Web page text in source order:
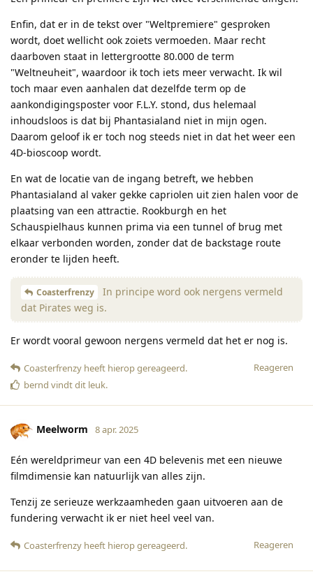
Enfin, dat er in de tekst over "Weltpremiere" gesproken
wordt, doet wellicht ook zoiets vermoeden. Maar recht
daarboven staat in lettergrootte 80.000 de term
"Weltneuheit", waardoor ik toch iets meer verwacht. Ik wil
toch maar even aanhalen dat dezelfde term op de
aankondigingsposter voor F.L.Y. stond, dus helemaal
inhoudsloos is dat bij Phantasialand niet in mijn ogen.
Daarom geloof ik er toch nog steeds niet in dat het weer een
4D-bioscoop wordt.
En wat de locatie van de ingang betreft, we hebben
Phantasialand al vaker gekke capriolen uit zien halen voor de
plaatsing van een attractie. Rookburgh en het
Schauspielhaus kunnen prima via een tunnel of brug met
elkaar verbonden worden, zonder dat de backstage route
eronder te lijden heeft.
Coasterfrenzy
In principe word ook nergens vermeld
dat Pirates weg is.
Er wordt vooral gewoon nergens vermeld dat het er nog is.
Reageren
Coasterfrenzy heeft hierop gereageerd.
bernd vindt dit leuk.
Meelworm 8 apr. 2025
Eén wereldprimeur van een 4D belevenis met een nieuwe
filmdimensie kan natuurlijk van alles zijn.
Tenzij ze serieuze werkzaamheden gaan uitvoeren aan de
fundering verwacht ik er niet heel veel van.
Reageren
Coasterfrenzy heeft hierop gereageerd.